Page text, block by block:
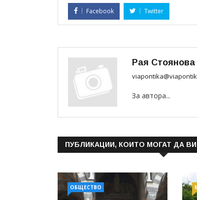
Facebook Twitter
Рая Стоянова
За автора...
ПУБЛИКАЦИИ, КОИТО МОГАТ ДА
ОБЩЕСТВО